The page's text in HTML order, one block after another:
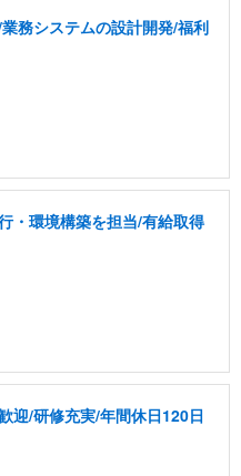
務システムの設計開発/福利
・環境構築を担当/有給取得
迎/研修充実/年間休日120日